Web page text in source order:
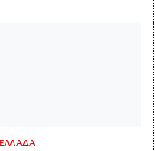
ΕΛΛΑΔΑ